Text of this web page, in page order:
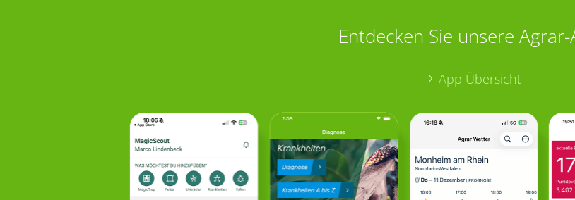
Entdecken Sie unsere Agrar-
App Übersicht